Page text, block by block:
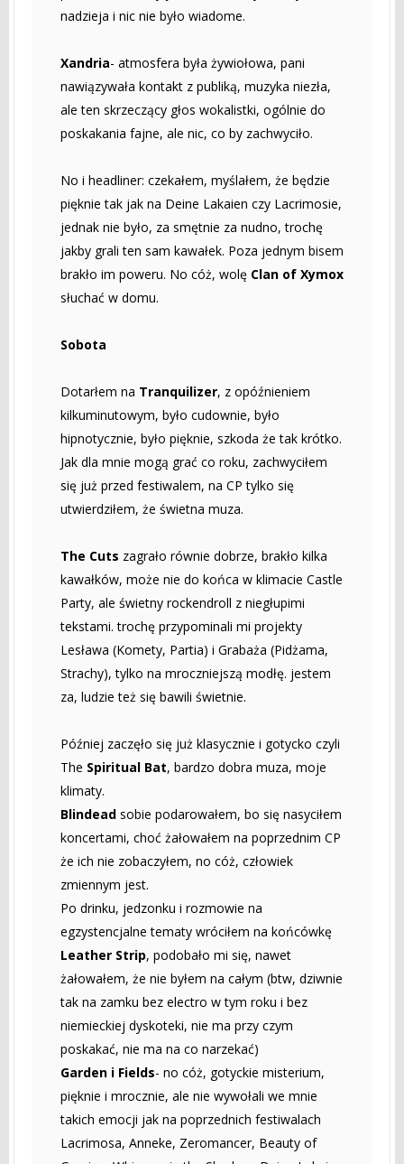
nadzieja i nic nie było wiadome.
Xandria- atmosfera była żywiołowa, pani
nawiązywała kontakt z publiką, muzyka niezła,
ale ten skrzeczący głos wokalistki, ogólnie do
poskakania fajne, ale nic, co by zachwyciło.
No i headliner: czekałem, myślałem, że będzie
pięknie tak jak na Deine Lakaien czy Lacrimosie,
jednak nie było, za smętnie za nudno, trochę
jakby grali ten sam kawałek. Poza jednym bisem
brakło im poweru. No cóż, wolę Clan of Xymox
słuchać w domu.
Sobota
Dotarłem na Tranquilizer, z opóźnieniem
kilkuminutowym, było cudownie, było
hipnotycznie, było pięknie, szkoda że tak krótko.
Jak dla mnie mogą grać co roku, zachwyciłem
się już przed festiwalem, na CP tylko się
utwierdziłem, że świetna muza.
The Cuts zagrało równie dobrze, brakło kilka
kawałków, może nie do końca w klimacie Castle
Party, ale świetny rockendroll z niegłupimi
tekstami. trochę przypominali mi projekty
Lesława (Komety, Partia) i Grabaża (Pidżama,
Strachy), tylko na mroczniejszą modłę. jestem
za, ludzie też się bawili świetnie.
Później zaczęło się już klasycznie i gotycko czyli
The Spiritual Bat, bardzo dobra muza, moje
klimaty.
Blindead sobie podarowałem, bo się nasyciłem
koncertami, choć żałowałem na poprzednim CP
że ich nie zobaczyłem, no cóż, człowiek
zmiennym jest.
Po drinku, jedzonku i rozmowie na
egzystencjalne tematy wróciłem na końcówkę
Leather Strip, podobało mi się, nawet
żałowałem, że nie byłem na całym (btw, dziwnie
tak na zamku bez electro w tym roku i bez
niemieckiej dyskoteki, nie ma przy czym
poskakać, nie ma na co narzekać)
Garden i Fields- no cóż, gotyckie misterium,
pięknie i mrocznie, ale nie wywołali we mnie
takich emocji jak na poprzednich festiwalach
Lacrimosa, Anneke, Zeromancer, Beauty of